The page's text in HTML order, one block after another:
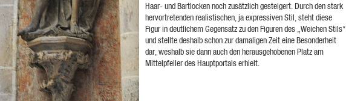
Haar- und Bartlocken noch zusätzlich gesteigert. Durch den stark
hervortretenden realistischen, ja expressiven Stil, steht diese
Figur in deutlichem Gegensatz zu den Figuren des „Weichen Stils“
und stellte deshalb schon zur damaligen Zeit eine Besonderheit
dar, weshalb sie dann auch den herausgehobenen Platz am
Mittelpfeiler des Hauptportals erhielt.